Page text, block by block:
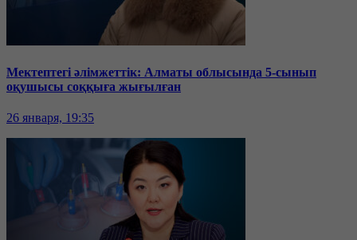
Мектептегі әлімжеттік: Алматы облысында 5-сынып
оқушысы соққыға жығылған
26 января, 19:35